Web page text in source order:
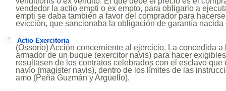
vendedor la actio empti o ex empto, para obligarlo a
empti se daba también a favor del comprador para
evicción, que sancionaba la obligación de garantía nacida
Actio Exercitoria
(Ossorio) Acción concerniente al ejercicio. La concedida a
armador de un buque (exercitor navis) para hacer
resultasen de los contratos celebrados con el esclavo que
navío (magister navis), dentro de los límites de las
amo (Peña Guzmán y Argüello).